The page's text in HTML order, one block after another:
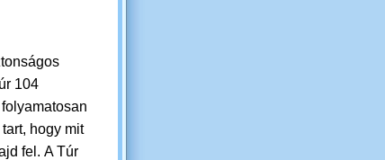
104
hogy mit
fel. A Túr